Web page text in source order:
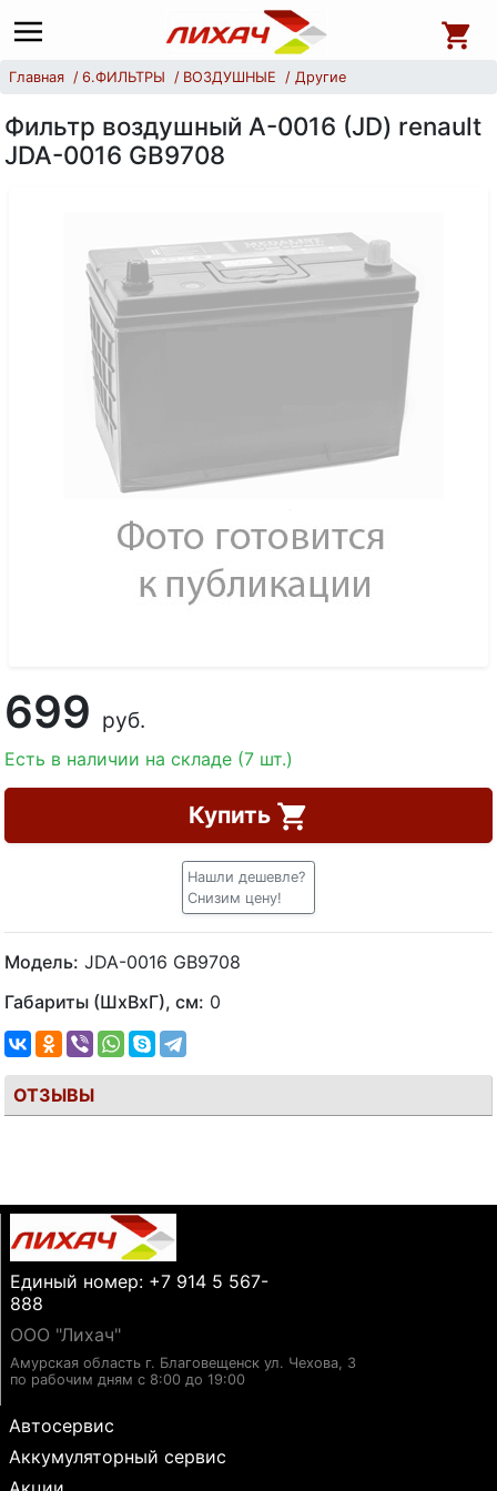
Главная 6.ФИЛЬТРЫ ВОЗДУШНЫЕ Другие
Фильтр воздушный А-0016 (JD) renault
JDA-0016 GB9708
699 руб.
Есть в наличии на складе (7 шт.)
Купить
Нашли дешевле?
Снизим цену!
Модель: JDA-0016 GB9708
Габариты (ШхВхГ), см: 0
ОТЗЫВЫ
Единый номер: +7 914 5 567-
888
ООО "Лихач"
Амурская область г. Благовещенск ул. Чехова, 3
по рабочим дням с 8:00 до 19:00
Автосервис
Аккумуляторный сервис